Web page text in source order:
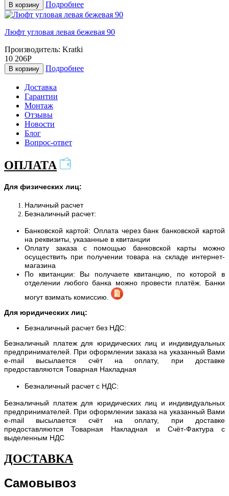
В корзину Подробнее
Люфт угловая левая бежевая 90
Производитель: Kratki
10 206Р
В корзину Подробнее
Доставка
Гарантии
Монтаж
Отзывы
Новости
Блог
Вопрос-ответ
ОПЛАТА
Для физических лиц:
Наличный расчет
Безналичный расчет:
Банковской картой: Оплата через банк банковской картой
на реквизиты, указанные в квитанции
Оплату заказа с помощью банковской карты можно
осуществить при получении товара на складе интернет-
магазина
По квитанции: Вы получаете квитанцию, по которой в
отделении любого банка можно провести платёж. Банки
могут взимать комиссию.
Для юридических лиц:
Безналичный расчет без НДС:
Безналичный платеж для юридических лиц и индивидуальных
предпринимателей. При оформлении заказа на указанный Вами
e-mail высылается счёт на оплату, при доставке
предоставляются Товарная Накладная
Безналичный расчет с НДС:
Безналичный платеж для юридических лиц и индивидуальных
предпринимателей. При оформлении заказа на указанный Вами
e-mail высылается счёт на оплату, при доставке
предоставляются Товарная Накладная и Счёт-Фактура с
выделенным НДС
ДОСТАВКА
Самовывоз